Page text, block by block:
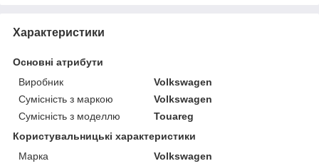
Характеристики
Основні атрибути
Виробник
Volkswagen
Сумісність з маркою
Volkswagen
Сумісність з моделлю
Touareg
Користувальницькі характеристики
Марка
Volkswagen